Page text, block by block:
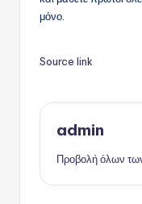
μόνο.
Source link
admin
Προβολή όλων